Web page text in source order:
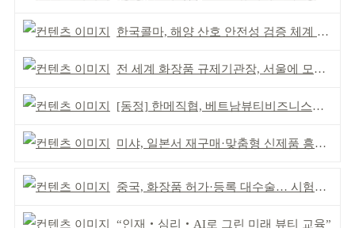
한국콜마, 해양 산호 안전성 검증 체계 구축
전 세계 화장품 규제기관장, 서울에 모인다
[동정] 한메직협, 베트남뷰티비즈니스협회와 MOU
미샤, 일본서 재구매·맞춤형 신제품 흥행 ‘쌍끌이’
중국, 화장품 허가·등록 대수술… 시험자료 공용 허용
“인재‧심리‧AI로 그린 미래 뷰티 교육”